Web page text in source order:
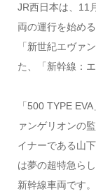
JR西日本は、11
両の運行を始め
「新世紀エヴァ
た、「新幹線：
「500 TYPE
ァンゲリオンの
イナーである山
は夢の超特急ら
新幹線車両です